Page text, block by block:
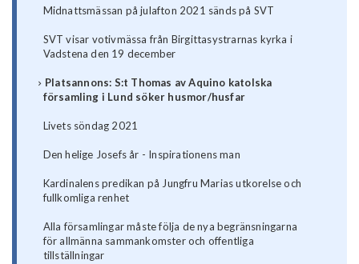
Midnattsmässan på julafton 2021 sänds på SVT
SVT visar votivmässa från Birgittasystrarnas kyrka i
Vadstena den 19 december
Platsannons: S:t Thomas av Aquino katolska
församling i Lund söker husmor/husfar
Livets söndag 2021
Den helige Josefs år - Inspirationens man
Kardinalens predikan på Jungfru Marias utkorelse och
fullkomliga renhet
Alla församlingar måste följa de nya begränsningarna
för allmänna sammankomster och offentliga
tillställningar